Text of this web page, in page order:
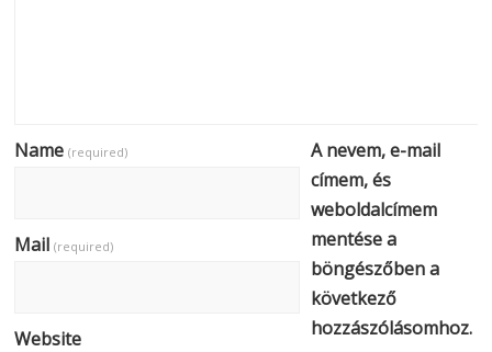
Name(required)
Mail(required)
Website
A nevem, e-mail
címem, és
weboldalcímem
mentése a
böngészőben a
következő
hozzászólásomhoz.